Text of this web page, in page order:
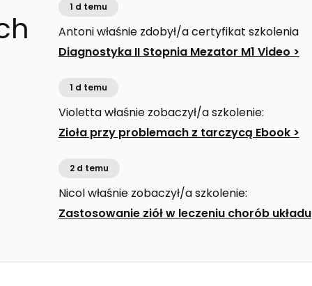
1 d temu
Antoniwłaśnie zdobył/a certyfikat szkolenia
Diagnostyka II Stopnia Mezator M1 Video >
1 d temu
Violettawłaśnie zobaczył/a szkolenie:
Zioła przy problemach z tarczycą Ebook>
2 d temu
Nicolwłaśnie zobaczył/a szkolenie:
Zastosowanie ziół w leczeniu chorób układu